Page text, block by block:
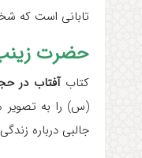
تابانی است که
حضرت
کتاب آفتاب در
(س) را به
جالبی درباره‌